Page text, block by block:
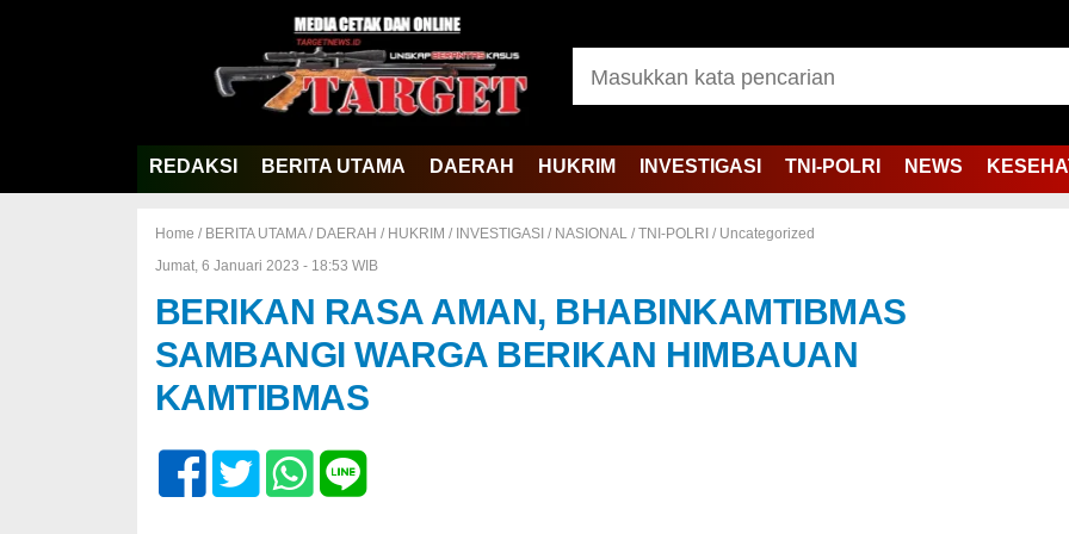
REDAKSI BERITA UTAMA DAERAH HUKRIM INVESTIGASI TNI-POLRI NEWS
Home / BERITA UTAMA/ DAERAH / HUKRIM / INVESTIGASI / NASIONAL/ TNI-POLRI / Uncategorized
Jumat, 6 Januari 2023 - 18:53 WIB
BERIKAN RASA AMAN, BHABINKAMTIBMAS
SAMBANGI WARGA BERIKAN HIMBAUAN
KAMTIBMAS